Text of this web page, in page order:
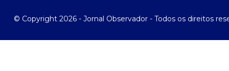
© Copyright 2026 - Jornal Observador - Todos os direitos